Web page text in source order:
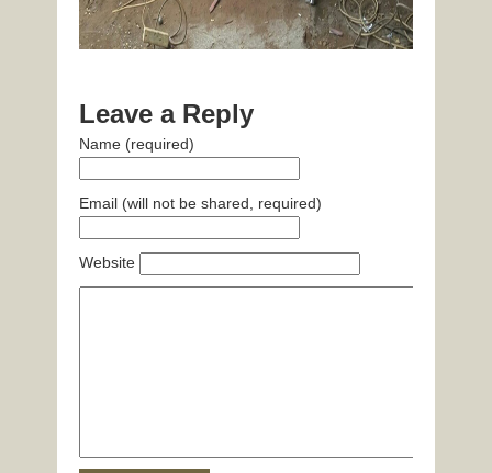
Leave a Reply
Name (required)
Email (will not be shared, required)
Website